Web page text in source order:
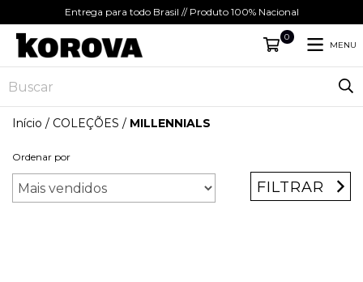
Entrega para todo Brasil // Produto 100% Nacional
0
MENU
Início / COLEÇÕES / MILLENNIALS
Ordenar por
FILTRAR